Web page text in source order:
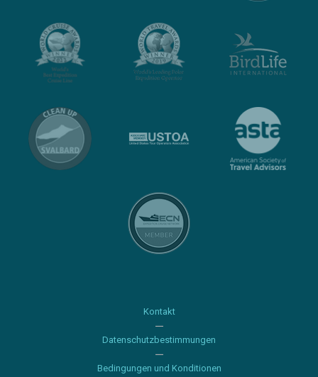
Kontakt
Datenschutzbestimmungen
Bedingungen und Konditionen